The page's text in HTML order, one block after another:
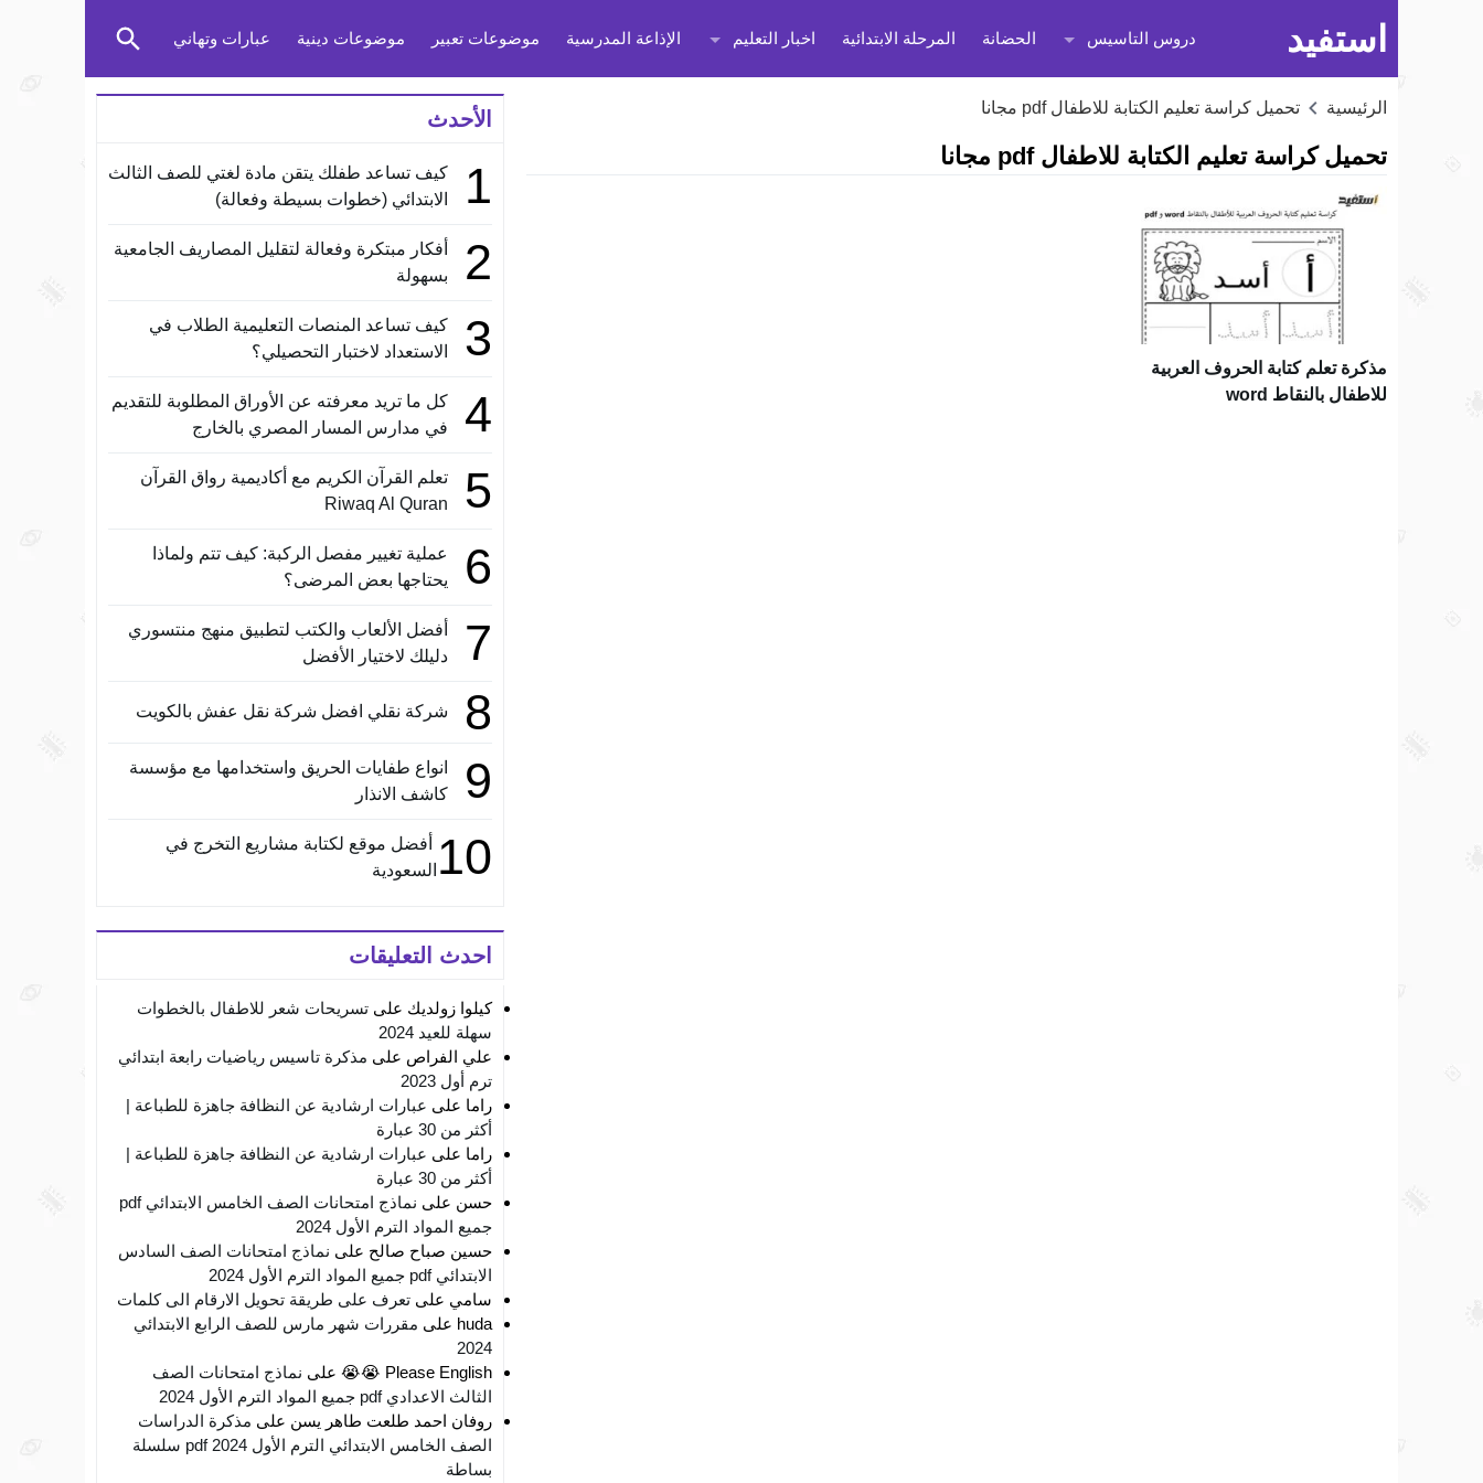
استفيد دروس التاسيس الحضانة المرحلة الابتدائية اخبار التعليم الإذاعة المدرسية موضوعات تعبير موضوعات دينية عبارات وتهاني
الرئيسية تحميل كراسة تعليم الكتابة للاطفال pdf مجانا
تحميل كراسة تعليم الكتابة للاطفال pdf مجانا
مذكرة تعلم كتابة الحروف العربية
للاطفال بالنقاط word
الأحدث
1
كيف تساعد طفلك يتقن مادة لغتي للصف الثالث
الابتدائي (خطوات بسيطة وفعالة)
2
أفكار مبتكرة وفعالة لتقليل المصاريف الجامعية
بسهولة
3
كيف تساعد المنصات التعليمية الطلاب في
الاستعداد لاختبار التحصيلي؟
4
كل ما تريد معرفته عن الأوراق المطلوبة للتقديم
في مدارس المسار المصري بالخارج
5
تعلم القرآن الكريم مع أكاديمية رواق القرآن
Riwaq Al Quran
6
عملية تغيير مفصل الركبة: كيف تتم ولماذا
يحتاجها بعض المرضى؟
7
أفضل الألعاب والكتب لتطبيق منهج منتسوري
دليلك لاختيار الأفضل
8 شركة نقلي افضل شركة نقل عفش بالكويت
9
انواع طفايات الحريق واستخدامها مع مؤسسة
كاشف الانذار
10
أفضل موقع لكتابة مشاريع التخرج في
السعودية
احدث التعليقات
كيلوا زولديك على تسريحات شعر للاطفال بالخطوات
سهلة للعيد 2024
علي الفراص على مذكرة تاسيس رياضيات رابعة ابتدائي
ترم أول 2023
راما على عبارات ارشادية عن النظافة جاهزة للطباعة |
أكثر من 30 عبارة
راما على عبارات ارشادية عن النظافة جاهزة للطباعة |
أكثر من 30 عبارة
حسن على
نماذج امتحانات الصف الخامس الابتدائي pdf
جميع المواد الترم الأول 2024
حسين صباح صالح على نماذج امتحانات الصف السادس
الابتدائي pdf جميع المواد الترم الأول 2024
سامي على تعرف على طريقة تحويل الارقام الى كلمات
huda على مقررات شهر مارس للصف الرابع الابتدائي
2024
Please English 😭😭
على نماذج امتحانات الصف
الثالث الاعدادي pdf جميع المواد الترم الأول 2024
روفان احمد طلعت طاهر يسن على مذكرة الدراسات
الصف الخامس الابتدائي الترم الأول 2024 pdf سلسلة
بساطة